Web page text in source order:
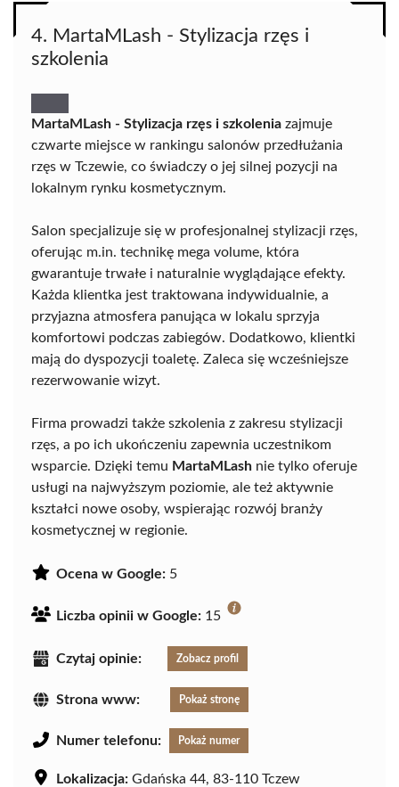
4. MartaMLash - Stylizacja rzęs i
szkolenia
MartaMLash - Stylizacja rzęs i szkolenia zajmuje
czwarte miejsce w rankingu salonów przedłużania
rzęs w Tczewie, co świadczy o jej silnej pozycji na
lokalnym rynku kosmetycznym.
Salon specjalizuje się w profesjonalnej stylizacji rzęs,
oferując m.in. technikę mega volume, która
gwarantuje trwałe i naturalnie wyglądające efekty.
Każda klientka jest traktowana indywidualnie, a
przyjazna atmosfera panująca w lokalu sprzyja
komfortowi podczas zabiegów. Dodatkowo, klientki
mają do dyspozycji toaletę. Zaleca się wcześniejsze
rezerwowanie wizyt.
Firma prowadzi także szkolenia z zakresu stylizacji
rzęs, a po ich ukończeniu zapewnia uczestnikom
wsparcie. Dzięki temu MartaMLash nie tylko oferuje
usługi na najwyższym poziomie, ale też aktywnie
kształci nowe osoby, wspierając rozwój branży
kosmetycznej w regionie.
Ocena w Google: 5
Liczba opinii w Google: 15
Czytaj opinie: Zobacz profil
Strona www: Pokaż stronę
Numer telefonu: Pokaż numer
Lokalizacja: Gdańska 44, 83-110 Tczew